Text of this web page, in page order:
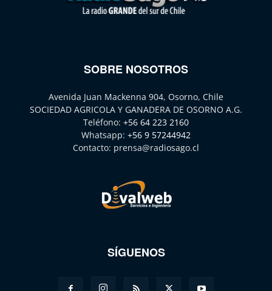
SOBRE NOSOTROS
Avenida Juan Mackenna 904, Osorno, Chile
SOCIEDAD AGRICOLA Y GANADERA DE OSORNO A.G.
Teléfono: +56 64 223 2160
Whatsapp: +56 9 57244942
Contacto: prensa@radiosago.cl
SÍGUENOS